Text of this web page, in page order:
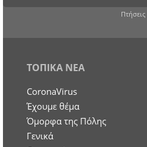
Πτήσεις
ΤΟΠΙΚΑ ΝΕΑ
CoronaVirus
Έχουμε θέμα
Όμορφα της Πόλης
Γενικά